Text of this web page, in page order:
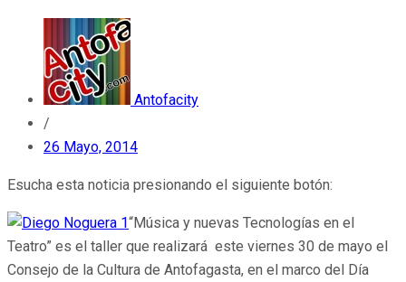
Antofacity
/
26 Mayo, 2014
Esucha esta noticia presionando el siguiente botón:
“Música y nuevas Tecnologías en el
Teatro” es el taller que realizará este viernes 30 de mayo el
Consejo de la Cultura de Antofagasta, en el marco del Día